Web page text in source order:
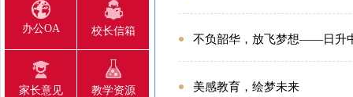
办公OA 校长信箱
家长意见 教学资源
不负韶华，放飞梦想——日升
美感教育，绘梦未来